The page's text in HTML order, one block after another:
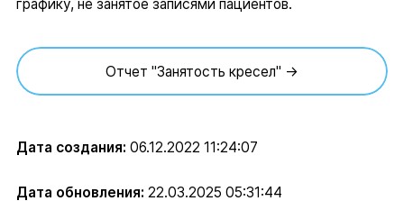
графику, не занятое записями пациентов.
Отчет "Занятость кресел" →
Дата создания: 06.12.2022 11:24:07
Дата обновления: 22.03.2025 05:31:44